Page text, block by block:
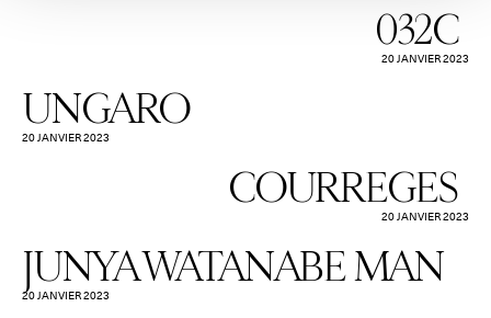
032C
20 JANVIER 2023
UNGARO
20 JANVIER 2023
COURREGES
20 JANVIER 2023
JUNYA WATANABE MAN
20 JANVIER 2023